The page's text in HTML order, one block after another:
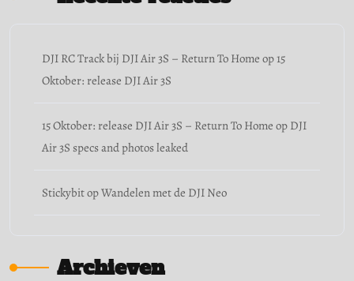
DJI RC Track bij DJI Air 3S – Return To Home op15
Oktober: release DJI Air 3S
15 Oktober: release DJI Air 3S – Return To Home op DJI
Air 3S specs and photos leaked
StickybitopWandelen met de DJI Neo
Archieven